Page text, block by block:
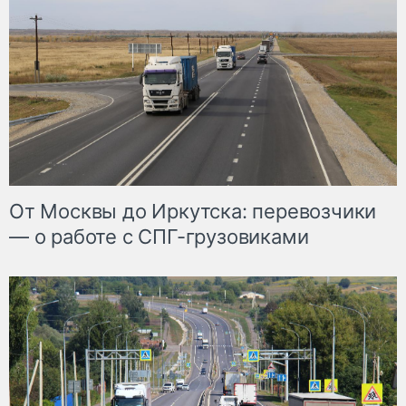
От Москвы до Иркутска: перевозчики
— о работе с СПГ-грузовиками